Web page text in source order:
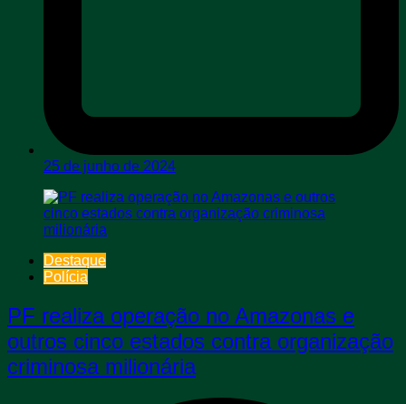
25 de junho de 2024
Destaque
Polícia
PF realiza operação no Amazonas e
outros cinco estados contra organização
criminosa milionária